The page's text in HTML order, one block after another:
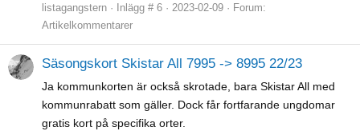
listagangstern Inlägg # 6 2023-02-09
Forum:
Artikelkommentarer
Säsongskort Skistar All 7995 -> 8995 22/23
Ja kommunkorten är också skrotade, bara Skistar All med
kommunrabatt som gäller. Dock får fortfarande ungdomar
gratis kort på specifika orter.